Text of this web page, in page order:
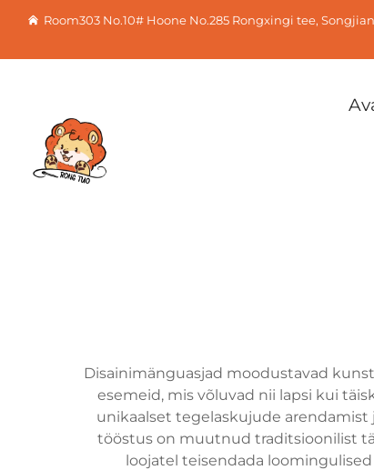
Room303 No.10# Hoone No.285 Rongxingi tee,
Disainimänguasjad moodustavad
esemeid, mis võluvad nii lapsi kui
unikaalset tegelaskujude
tööstus on muutnud traditsioonilist
loojatel teisendada